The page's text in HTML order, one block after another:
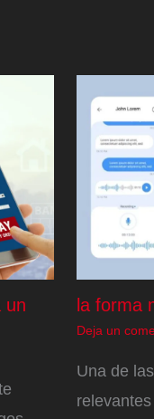
un
la forma
Deja un
Una de